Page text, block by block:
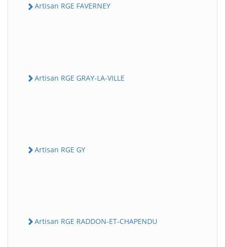
Artisan RGE FAVERNEY
Artisan RGE GRAY-LA-VILLE
Artisan RGE GY
Artisan RGE RADDON-ET-CHAPENDU